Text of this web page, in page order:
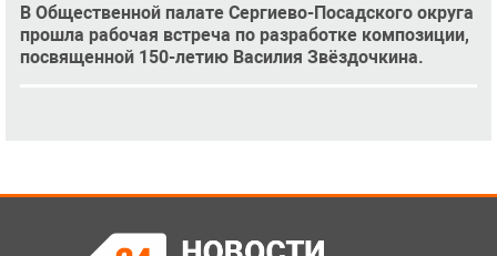
В Общественной палате Сергиево-Посадского округа
прошла рабочая встреча по разработке композиции,
посвященной 150-летию Василия Звёздочкина.